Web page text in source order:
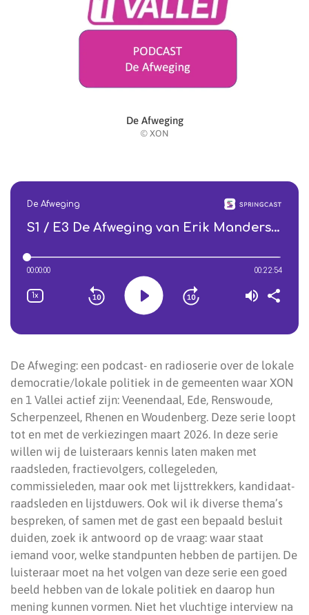
De Afweging
© XON
De Afweging: een podcast- en radioserie over de lokale
democratie/lokale politiek in de gemeenten waar XON
en 1 Vallei actief zijn: Veenendaal, Ede, Renswoude,
Scherpenzeel, Rhenen en Woudenberg. Deze serie loopt
tot en met de verkiezingen maart 2026. In deze serie
willen wij de luisteraars kennis laten maken met
raadsleden, fractievolgers, collegeleden,
commissieleden, maar ook met lijsttrekkers, kandidaat-
raadsleden en lijstduwers. Ook wil ik diverse thema’s
bespreken, of samen met de gast een bepaald besluit
duiden, zoek ik antwoord op de vraag: waar staat
iemand voor, welke standpunten hebben de partijen. De
luisteraar moet na het volgen van deze serie een goed
beeld hebben van de lokale politiek en daarop hun
mening kunnen vormen. Niet het vluchtige interview na